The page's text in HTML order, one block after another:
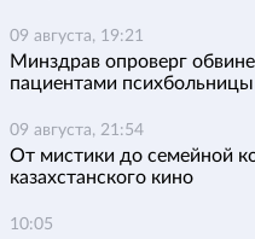
09 августа, 19:21
Минздрав опроверг
пациентами психбольницы
09 августа, 21:54
От мистики до семейной
казахстанского кино
10:05